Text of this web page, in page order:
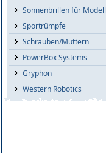
Sonnenbrillen für Modellflieger
Sportrümpfe
Schrauben/Muttern
PowerBox Systems
Gryphon
Western Robotics